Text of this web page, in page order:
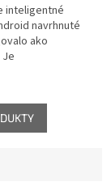
inteligentné
navrhnuté
ako
farebná